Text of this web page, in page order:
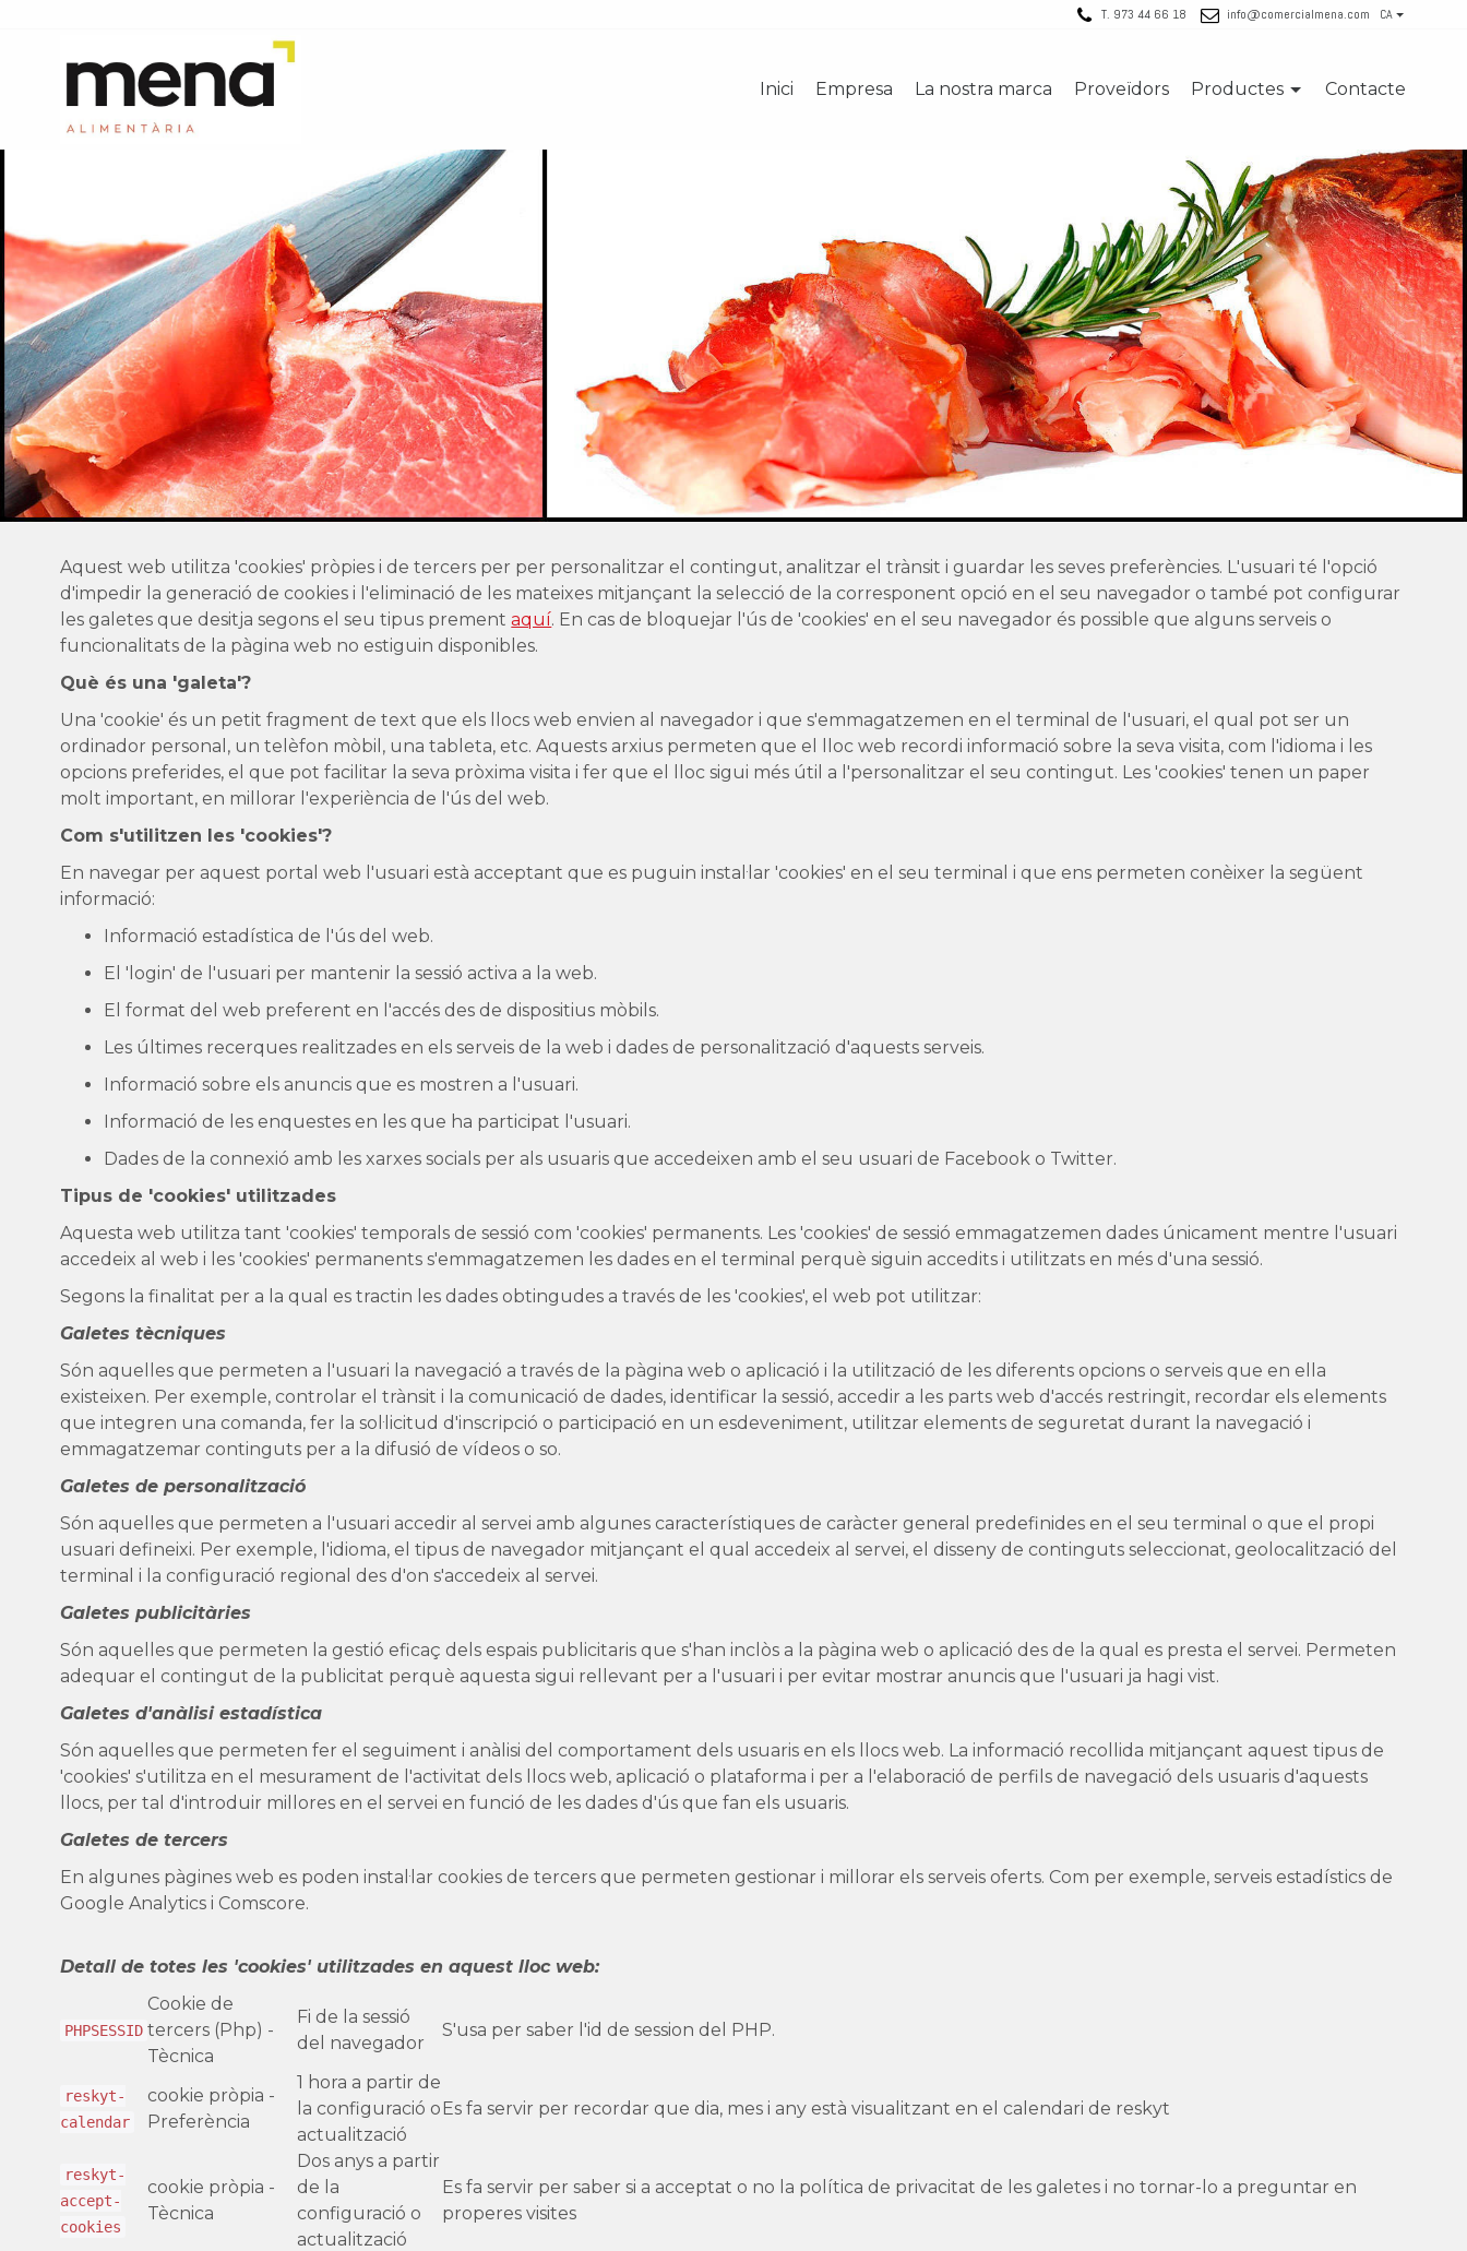
T. 973 44 66 18 info@comercialmena.com CA
Inici Empresa La nostra marca Proveïdors Productes Contacte
Aquest web utilitza 'cookies' pròpies i de tercers per per personalitzar el contingut, analitzar el trànsit i guardar les seves preferències. L'usuari té l'opció
d'impedir la generació de cookies i l'eliminació de les mateixes mitjançant la selecció de la corresponent opció en el seu navegador o també pot configurar
les galetes que desitja segons el seu tipus prementaquí. En cas de bloquejar l'ús de 'cookies' en el seu navegador és possible que alguns serveis o
funcionalitats de la pàgina web no estiguin disponibles.
Què és una 'galeta'?
Una 'cookie' és un petit fragment de text que els llocs web envien al navegador i que s'emmagatzemen en el terminal de l'usuari, el qual pot ser un
ordinador personal, un telèfon mòbil, una tableta, etc. Aquests arxius permeten que el lloc web recordi informació sobre la seva visita, com l'idioma i les
opcions preferides, el que pot facilitar la seva pròxima visita i fer que el lloc sigui més útil a l'personalitzar el seu contingut. Les 'cookies' tenen un paper
molt important, en millorar l'experiència de l'ús del web.
Com s'utilitzen les 'cookies'?
En navegar per aquest portal web l'usuari està acceptant que es puguin instal·lar 'cookies' en el seu terminal i que ens permeten conèixer la següent
informació:
Informació estadística de l'ús del web.
El 'login' de l'usuari per mantenir la sessió activa a la web.
El format del web preferent en l'accés des de dispositius mòbils.
Les últimes recerques realitzades en els serveis de la web i dades de personalització d'aquests serveis.
Informació sobre els anuncis que es mostren a l'usuari.
Informació de les enquestes en les que ha participat l'usuari.
Dades de la connexió amb les xarxes socials per als usuaris que accedeixen amb el seu usuari de Facebook o Twitter.
Tipus de 'cookies' utilitzades
Aquesta web utilitza tant 'cookies' temporals de sessió com 'cookies' permanents. Les 'cookies' de sessió emmagatzemen dades únicament mentre l'usuari
accedeix al web i les 'cookies' permanents s'emmagatzemen les dades en el terminal perquè siguin accedits i utilitzats en més d'una sessió.
Segons la finalitat per a la qual es tractin les dades obtingudes a través de les 'cookies', el web pot utilitzar:
Galetes tècniques
Són aquelles que permeten a l'usuari la navegació a través de la pàgina web o aplicació i la utilització de les diferents opcions o serveis que en ella
existeixen. Per exemple, controlar el trànsit i la comunicació de dades, identificar la sessió, accedir a les parts web d'accés restringit, recordar els elements
que integren una comanda, fer la sol·licitud d'inscripció o participació en un esdeveniment, utilitzar elements de seguretat durant la navegació i
emmagatzemar continguts per a la difusió de vídeos o so.
Galetes de personalització
Són aquelles que permeten a l'usuari accedir al servei amb algunes característiques de caràcter general predefinides en el seu terminal o que el propi
usuari defineixi. Per exemple, l'idioma, el tipus de navegador mitjançant el qual accedeix al servei, el disseny de continguts seleccionat, geolocalització del
terminal i la configuració regional des d'on s'accedeix al servei.
Galetes publicitàries
Són aquelles que permeten la gestió eficaç dels espais publicitaris que s'han inclòs a la pàgina web o aplicació des de la qual es presta el servei. Permeten
adequar el contingut de la publicitat perquè aquesta sigui rellevant per a l'usuari i per evitar mostrar anuncis que l'usuari ja hagi vist.
Galetes d'anàlisi estadística
Són aquelles que permeten fer el seguiment i anàlisi del comportament dels usuaris en els llocs web. La informació recollida mitjançant aquest tipus de
'cookies' s'utilitza en el mesurament de l'activitat dels llocs web, aplicació o plataforma i per a l'elaboració de perfils de navegació dels usuaris d'aquests
llocs, per tal d'introduir millores en el servei en funció de les dades d'ús que fan els usuaris.
Galetes de tercers
En algunes pàgines web es poden instal·lar cookies de tercers que permeten gestionar i millorar els serveis oferts. Com per exemple, serveis estadístics de
Google Analytics i Comscore.
Detall de totes les 'cookies' utilitzades en aquest lloc web:
PHPSESSID
Cookie de
tercers (Php) -
Tècnica
Fi de la sessió
del navegador
S'usa per saber l'id de session del PHP.
reskyt-
calendar
cookie pròpia -
Preferència
1 hora a partir de
la configuració o
actualització
Es fa servir per recordar que dia, mes i any està visualitzant en el calendari de reskyt
reskyt-
accept-
cookies
cookie pròpia -
Tècnica
Dos anys a partir
de la
configuració o
actualització
Es fa servir per saber si a acceptat o no la política de privacitat de les galetes i no tornar-lo a preguntar en
properes visites